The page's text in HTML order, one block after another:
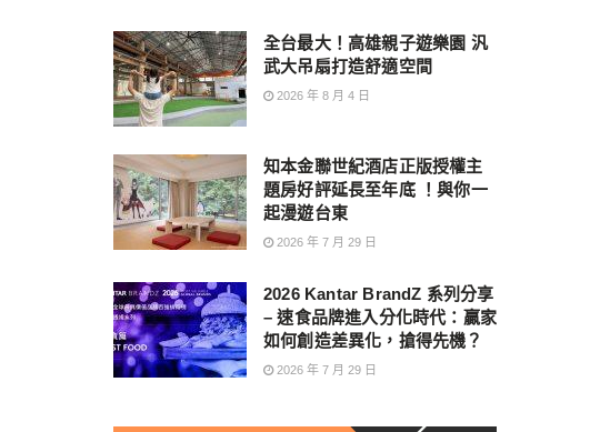
全台最大！高雄親子遊樂園 汎
武大吊扇打造舒適空間
2026 年 8 月 4 日
知本金聯世紀酒店正版授權主
題房好評延長至年底 ！與你一
起漫遊台東
2026 年 7 月 29 日
2026 Kantar BrandZ 系列分享
– 速食品牌進入分化時代：贏家
如何創造差異化，搶得先機？
2026 年 7 月 29 日